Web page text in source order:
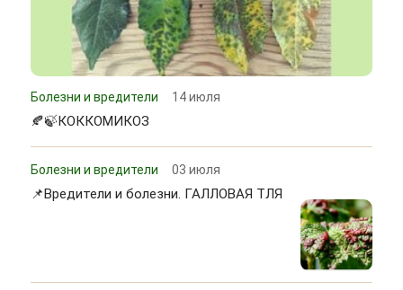
Болезни и вредители 14 июля
🍂🍃КОККОМИКОЗ
Болезни и вредители 03 июля
📌Вредители и болезни. ГАЛЛОВАЯ ТЛЯ